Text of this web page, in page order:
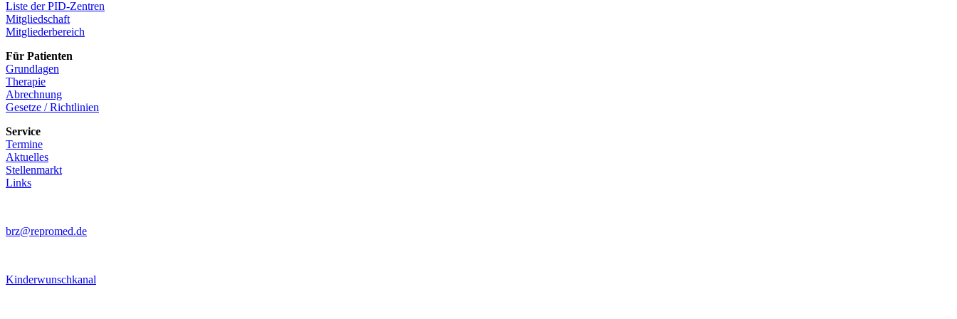
Liste der PID-Zentren
Mitgliedschaft
Mitgliederbereich
Für Patienten
Grundlagen
Therapie
Abrechnung
Gesetze / Richtlinien
Service
Termine
Aktuelles
Stellenmarkt
Links
brz@repromed.de
Kinderwunschkanal